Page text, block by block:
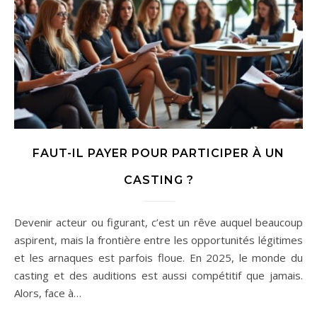
FAUT-IL PAYER POUR PARTICIPER À UN
CASTING ?
Devenir acteur ou figurant, c’est un rêve auquel beaucoup
aspirent, mais la frontière entre les opportunités légitimes
et les arnaques est parfois floue. En 2025, le monde du
casting et des auditions est aussi compétitif que jamais.
Alors, face à…